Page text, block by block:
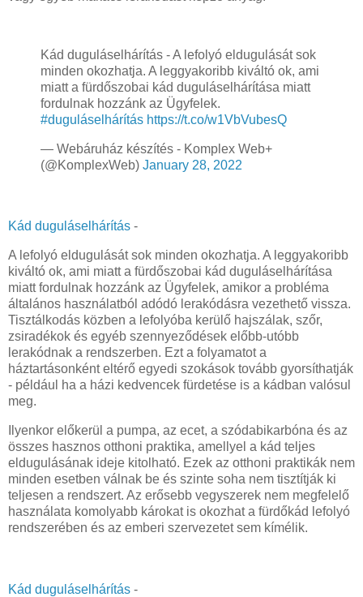
Kád duguláselhárítás - A lefolyó eldugulását sok
minden okozhatja. A leggyakoribb kiváltó ok, ami
miatt a fürdőszobai kád duguláselhárítása miatt
fordulnak hozzánk az Ügyfelek.
#duguláselhárítás https://t.co/w1VbVubesQ
— Webáruház készítés - Komplex Web+
(@KomplexWeb) January 28, 2022
Kád duguláselhárítás -
A lefolyó eldugulását sok minden okozhatja. A leggyakoribb
kiváltó ok, ami miatt a fürdőszobai kád duguláselhárítása
miatt fordulnak hozzánk az Ügyfelek, amikor a probléma
általános használatból adódó lerakódásra vezethető vissza.
Tisztálkodás közben a lefolyóba kerülő hajszálak, szőr,
zsiradékok és egyéb szennyeződések előbb-utóbb
lerakódnak a rendszerben. Ezt a folyamatot a
háztartásonként eltérő egyedi szokások tovább gyorsíthatják
- például ha a házi kedvencek fürdetése is a kádban valósul
meg.
Ilyenkor előkerül a pumpa, az ecet, a szódabikarbóna és az
összes hasznos otthoni praktika, amellyel a kád teljes
eldugulásának ideje kitolható. Ezek az otthoni praktikák nem
minden esetben válnak be és szinte soha nem tisztítják ki
teljesen a rendszert. Az erősebb vegyszerek nem megfelelő
használata komolyabb károkat is okozhat a fürdőkád lefolyó
rendszerében és az emberi szervezetet sem kímélik.
Kád duguláselhárítás -